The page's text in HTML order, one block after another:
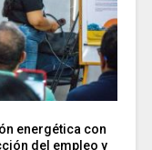
energética con
del empleo y